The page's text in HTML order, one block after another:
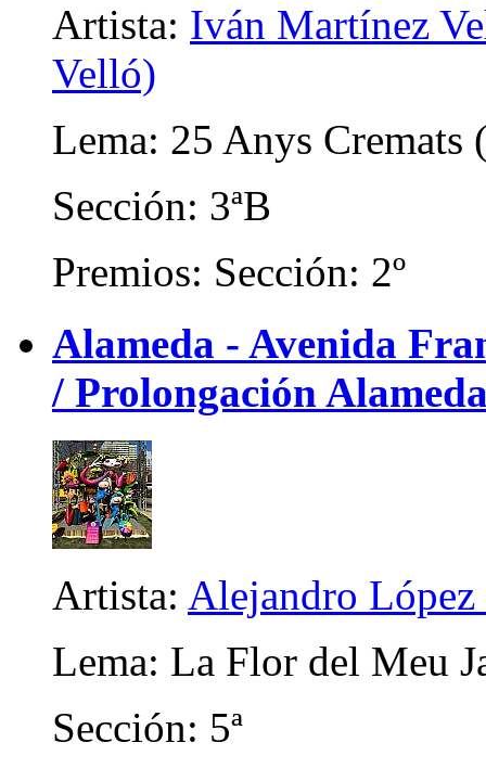
Artista: Iván Martínez
Velló)
Lema: 25 Anys Cremats
Sección: 3ªB
Premios: Sección: 2º
Alameda - Avenida
/ Prolongación
Artista: Alejandro
Lema: La Flor del Meu
Sección: 5ª